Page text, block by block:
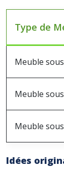
Type de
Meuble
Meuble
Meuble
Idées